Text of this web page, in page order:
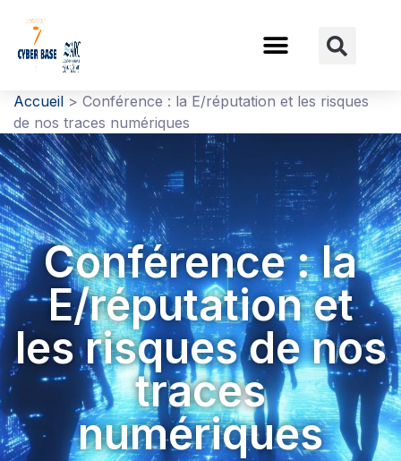
Accueil > Conférence : la E/réputation et les risques
de nos traces numériques
Conférence : la
E/réputation et
les risques de nos
traces
numériques